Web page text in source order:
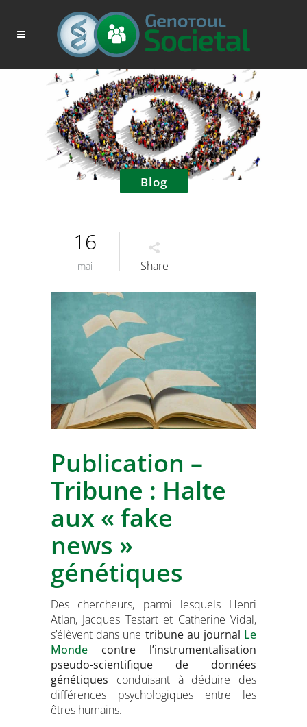
Blog
16
mai Share
Publication –
Tribune : Halte
aux « fake
news »
génétiques
Des chercheurs, parmi lesquels Henri
Atlan, Jacques Testart et Catherine Vidal,
s’élèvent dans une tribune au journal Le
Monde contre l’instrumentalisation
pseudo-scientifique de données
génétiques conduisant à déduire des
différences psychologiques entre les
êtres humains.